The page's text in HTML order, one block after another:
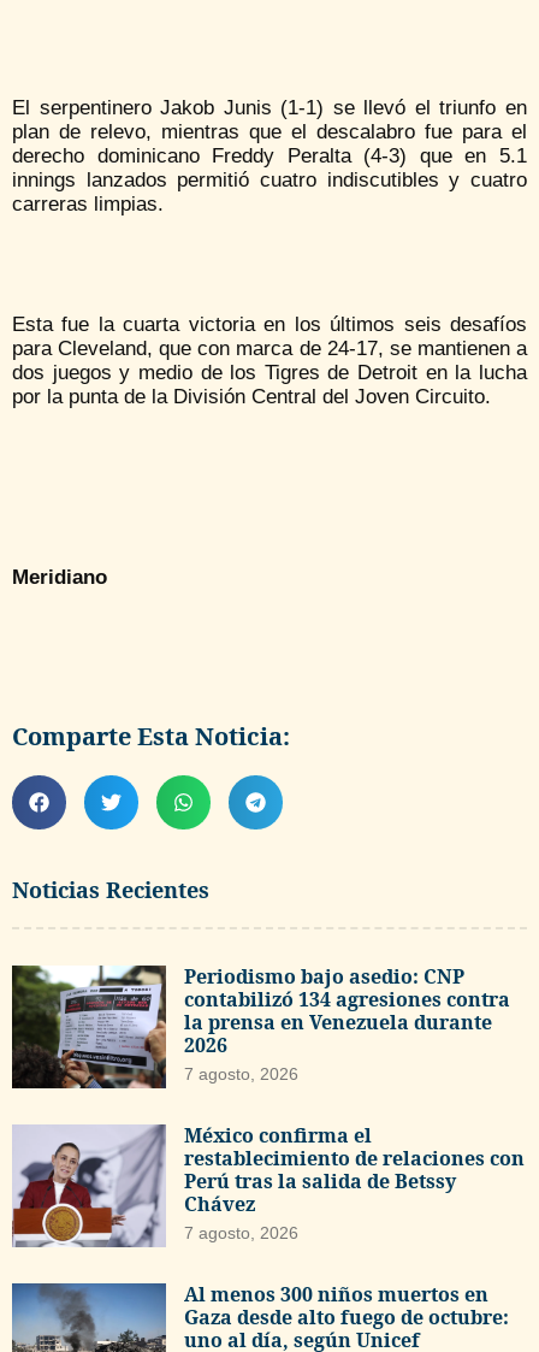
Noticias Recientes
Periodismo bajo asedio: CNP
contabilizó 134 agresiones contra
la prensa en Venezuela durante
2026
7 agosto, 2026
México confirma el
restablecimiento de relaciones con
Perú tras la salida de Betssy
Chávez
7 agosto, 2026
Al menos 300 niños muertos en
Gaza desde alto fuego de octubre:
uno al día, según Unicef
El serpentinero Jakob Junis (1-1) se llevó el triunfo en
plan de relevo, mientras que el descalabro fue para el
derecho dominicano Freddy Peralta (4-3) que en 5.1
innings lanzados permitió cuatro indiscutibles y cuatro
carreras limpias.
Esta fue la cuarta victoria en los últimos seis desafíos
para Cleveland, que con marca de 24-17, se mantienen a
dos juegos y medio de los Tigres de Detroit en la lucha
por la punta de la División Central del Joven Circuito.
Meridiano
Comparte Esta Noticia: